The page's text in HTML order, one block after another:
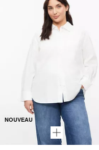
NOUVEAU